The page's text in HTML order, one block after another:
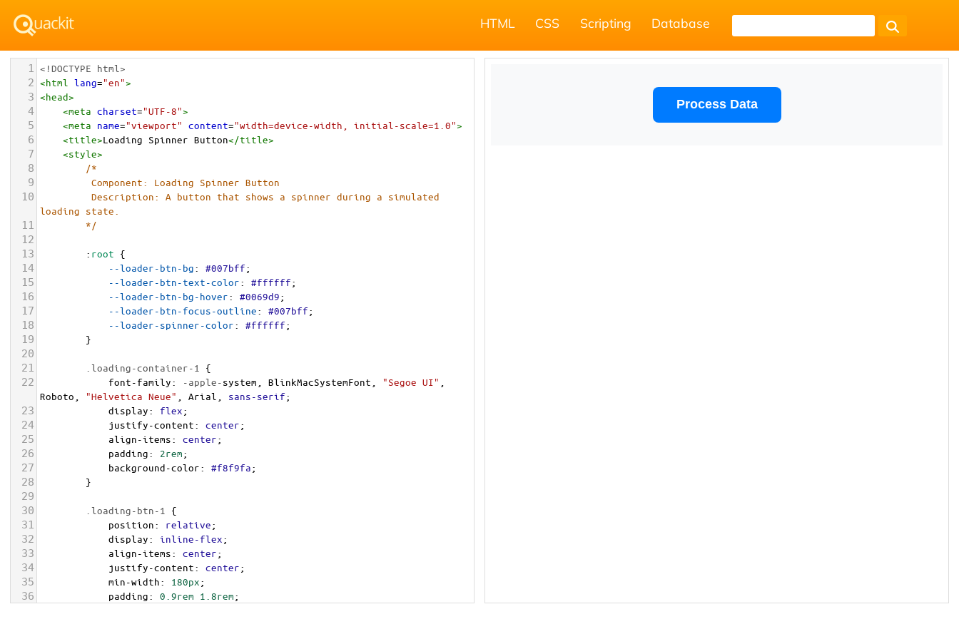
HTML CSS Scripting Database
1 <!DOCTYPE html>
2 <html lang="en">
3 <head>
4 <meta charset="UTF-8">
5 <meta name="viewport" content="width=device-width, initial-scale=1.0">
6 <title>Loading Spinner Button</title>
7 <style>
8 /*
9 Component: Loading Spinner Button
10
loading state.
11 */
12
13
: root {
14 --loader-btn-bg: #007bff;
15 --loader-btn-text-color: #ffffff;
16 --loader-btn-bg-hover: #0069d9;
17 --loader-btn-focus-outline: #007bff;
18 --loader-spinner-color: #ffffff;
19 }
20
21
.loading-container-1 {
22 font-family: -apple-system BlinkMacSystemFont "Segoe UI"
Roboto
"Helvetica Neue" Arial sans-serif;
23 display: flex;
24 justify-content: center;
25 align-items: center;
26 padding: 2rem;
27 background-color: #f8f9fa;
28 }
29
30
.loading-btn-1 {
31 position: relative;
32 display: inline-flex;
33 align-items: center;
34 justify-content: center;
35 min-width: 180px;
36 padding: 0.9rem 1.8rem;